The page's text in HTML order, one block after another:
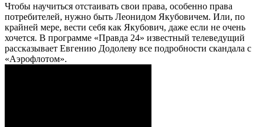
Чтобы научиться отстаивать свои права, особенно права
потребителей, нужно быть Леонидом Якубовичем. Или, по
крайней мере, вести себя как Якубович, даже если не очень
хочется. В программе «Правда 24» известный телеведущий
рассказывает Евгению Додолеву все подробности скандала с
«Аэрофлотом».